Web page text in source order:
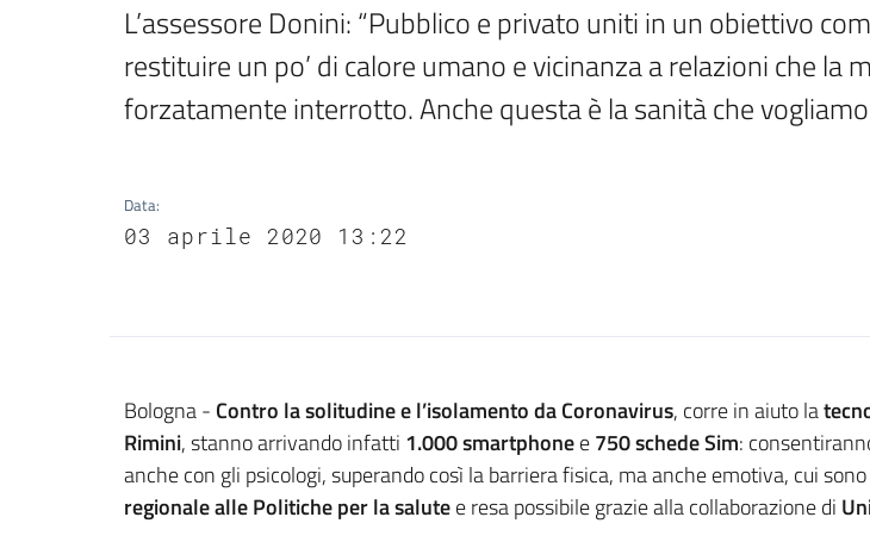
L’assessore Donini: “Pubblico e privato uniti in un obiettivo
restituire un po’ di calore umano e vicinanza a relazioni che la
forzatamente interrotto. Anche questa è la sanità che
Data:
03 aprile 2020 13:22
Contenuto
Bologna - Contro la solitudine e l’isolamento da Coronavirus, corre in aiuto la
Rimini, stanno arrivando infatti 1.000 smartphonee750 schede Sim:
anche con gli psicologi, superando così la barriera fisica, ma anche emotiva, cui
regionale alle Politiche per la salutee resa possibile grazie alla collaborazione di